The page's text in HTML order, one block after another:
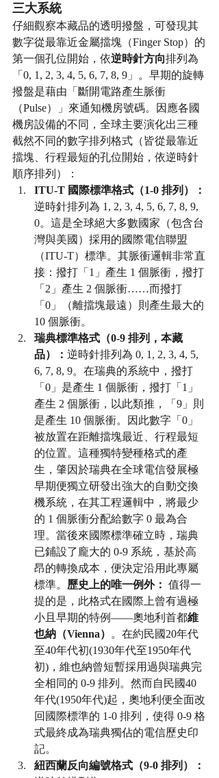
三大系統
仔細觀察本藏品的透明撥盤，可發現其
數字從最靠近金屬擋塊（Finger Stop）的
第一個孔位開始，依逆時針方向排列為
「0, 1, 2, 3, 4, 5, 6, 7, 8, 9」。早期的旋轉
撥盤是藉由「斷開電路產生脈衝
（Pulse）」來通知機房號碼。因應各國
機房設備的不同，全球主要演化出三種
截然不同的數字排列格式（皆從最靠近
擋塊、行程最短的孔位開始，依逆時針
順序排列）：
ITU-T 國際標準格式（1-0 排列）：
逆時針排列為 1, 2, 3, 4, 5, 6, 7, 8, 9,
0。這是全球絕大多數國家（包含台
灣與美國）採用的國際電信聯盟
（ITU-T）標準。其脈衝邏輯非常直
接：撥打「1」產生 1 個脈衝，撥打
「2」產生 2 個脈衝……而撥打
「0」（離擋塊最遠）則產生最大的
10 個脈衝。
瑞典標準格式（0-9 排列，本藏
品）： 逆時針排列為 0, 1, 2, 3, 4, 5,
6, 7, 8, 9。在瑞典的系統中，撥打
「0」是產生 1 個脈衝，撥打「1」
產生 2 個脈衝，以此類推，「9」則
是產生 10 個脈衝。因此數字「0」
被放置在距離擋塊最近、行程最短
的位置。這種獨特變種格式的產
生，肇因於瑞典在全球電信發展極
早期便獨立研發出強大的自動交換
機系統，在其工程邏輯中，將最少
的 1 個脈衝分配給數字 0 最為合
理。當後來國際標準確立時，瑞典
已鋪設了龐大的 0-9 系統，基於高
昂的轉換成本，便決定沿用此專屬
標準。 歷史上的唯一例外： 值得一
提的是，此格式在國際上曾有過極
小且早期的特例——奧地利首都維
也納（Vienna）
。在約民國20年代
至40年代初(1930年代至1950年代
初)，維也納曾短暫採用過與瑞典完
全相同的 0-9 排列。然而自民國40
年代(1950年代)起，奧地利便全面改
回國際標準的 1-0 排列，使得 0-9 格
式最終成為瑞典獨佔的電信歷史印
記。
紐西蘭反向編號格式（9-0 排列）：